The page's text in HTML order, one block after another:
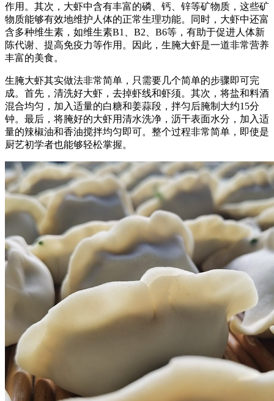
作用。其次，大虾中含有丰富的磷、钙、锌等矿物质，这些矿
物质能够有效地维护人体的正常生理功能。同时，大虾中还富
含多种维生素，如维生素B1、B2、B6等，有助于促进人体新
陈代谢、提高免疫力等作用。因此，生腌大虾是一道非常营养
丰富的美食。
生腌大虾其实做法非常简单，只需要几个简单的步骤即可完
成。首先，清洗好大虾，去掉虾线和虾须。其次，将盐和料酒
混合均匀，加入适量的白糖和姜蒜段，拌匀后腌制大约15分
钟。最后，将腌好的大虾用清水洗净，沥干表面水分，加入适
量的辣椒油和香油搅拌均匀即可。整个过程非常简单，即使是
厨艺初学者也能够轻松掌握。